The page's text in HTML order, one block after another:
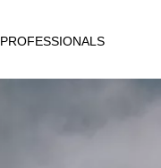
PROFESSIONALS